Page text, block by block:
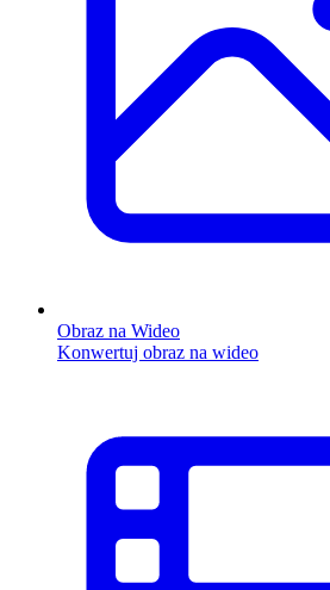
Obraz na Wideo
Konwertuj obraz na wideo